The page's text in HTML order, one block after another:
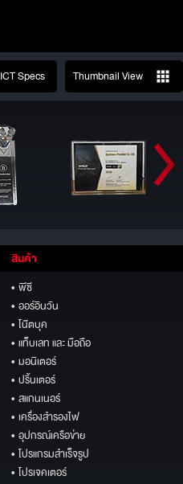
ICT Specs Thumbnail View
สินค้า
• พีซี
• ออร์อินวัน
• โน๊ตบุค
• แท็บเลท และ มือถือ
• มอนิเตอร์
• ปริ้นเตอร์
• สแกนเนอร์
• เครื่องสำรองไฟ
• อุปกรณ์เครือข่าย
• โปรแกรมสำเร็จรูป
• โปรเจคเตอร์